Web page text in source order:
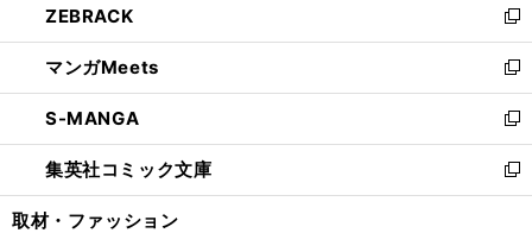
く
で
開
く
ド
ウ
で
開
く
ィ
ン
ド
ウ
で
開
く
い
ウ
ィ
ン
ド
ウ
で
開
ZEBRACK
新
し
い
ウ
ィ
ン
ド
ウ
マンガMeets
新
し
い
ウ
ィ
ン
S-MANGA
新
し
い
ウ
集英社コミック文庫
新
し
取材・ファッション